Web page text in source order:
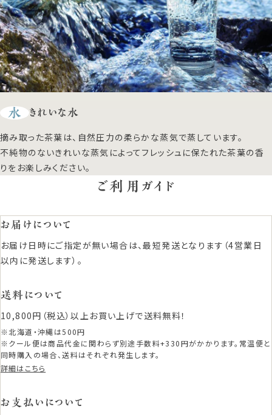
水 きれいな水
摘み取った茶葉は、自然圧力の柔らかな蒸気で蒸しています。
不純物のないきれいな蒸気によってフレッシュに保たれた茶葉の香
りをお楽しみください。
ご利用ガイド
お届けについて
お届け日時にご指定が無い場合は、最短発送となります（4営業日
以内に発送します）。
送料について
10,800円（税込）以上お買い上げで送料無料！
※北海道・沖縄は500円
※クール便は商品代金に関わらず別途手数料+330円がかかります。常温便と
同時購入の場合、送料はそれぞれ発生します。
詳細はこちら
お支払いについて